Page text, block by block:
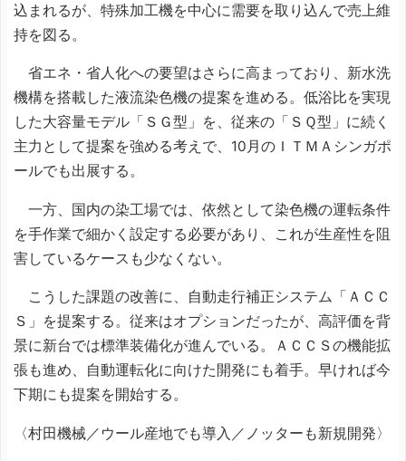
込まれるが、特殊加工機を中心に需要を取り込んで売上維
持を図る。
省エネ・省人化への要望はさらに高まっており、新水洗
機構を搭載した液流染色機の提案を進める。低浴比を実現
した大容量モデル「ＳＧ型」を、従来の「ＳＱ型」に続く
主力として提案を強める考えで、10月のＩＴＭＡシンガポ
ールでも出展する。
一方、国内の染工場では、依然として染色機の運転条件
を手作業で細かく設定する必要があり、これが生産性を阻
害しているケースも少なくない。
こうした課題の改善に、自動走行補正システム「ＡＣＣ
Ｓ」を提案する。従来はオプションだったが、高評価を背
景に新台では標準装備化が進んでいる。ＡＣＣＳの機能拡
張も進め、自動運転化に向けた開発にも着手。早ければ今
下期にも提案を開始する。
〈村田機械／ウール産地でも導入／ノッターも新規開発〉